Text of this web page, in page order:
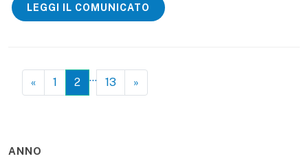
LEGGI IL COMUNICATO
« 1 2 … 13 »
ANNO